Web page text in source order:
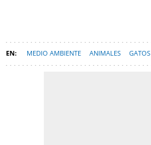
MEDIO AMBIENTE ANIMALES GATOS